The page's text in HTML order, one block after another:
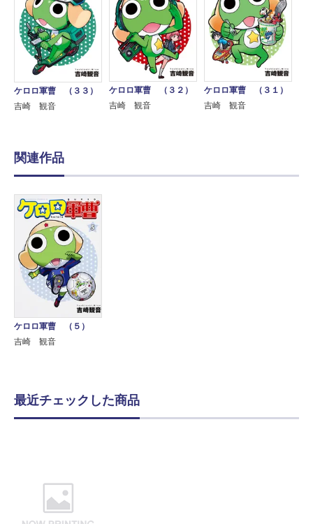
ケロロ軍曹 （３３）
吉崎 観音
ケロロ軍曹 （３２）
吉崎 観音
ケロロ軍曹 （３１）
吉崎 観音
関連作品
ケロロ軍曹 （５）
吉崎 観音
最近チェックした商品